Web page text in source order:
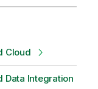
Cloud
Data Integration